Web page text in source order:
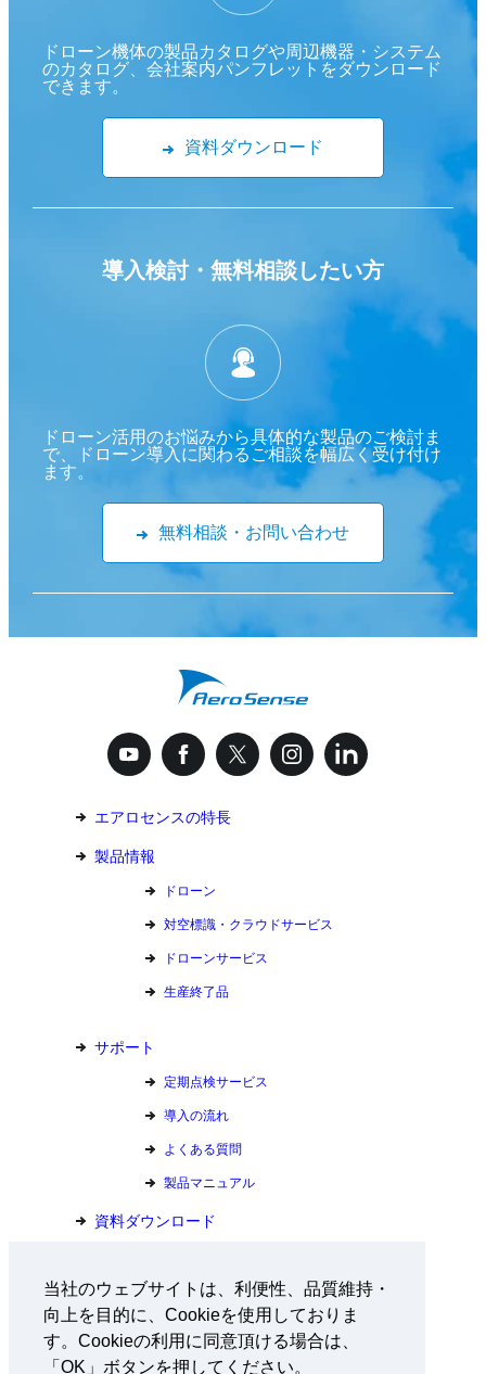
当社のウェブサイトは、利便性、品質維持・
向上を目的に、Cookieを使用しておりま
す。Cookieの利用に同意頂ける場合は、
「OK」ボタンを押してください。
ドローン機体の製品カタログや周辺機器・システム
のカタログ、会社案内パンフレットをダウンロード
できます。
資料ダウンロード
導入検討・ 無料相談したい方
ドローン活用のお悩みから具体的な製品のご検討ま
で、ドローン導入に関わるご相談を幅広く受け付け
ます。
無料相談・お問い合わせ
エアロセンスの特長
製品情報
ドローン
対空標識・クラウドサービス
ドローンサービス
生産終了品
サポート
定期点検サービス
導入の流れ
よくある質問
製品マニュアル
資料ダウンロード
会社情報
採用情報